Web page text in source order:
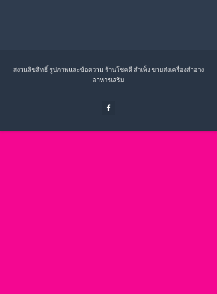
สงวนลิขสิทธิ์ รูปภาพและข้อความ ร้านโชคดี สำเพ็ง ขายส่งเครื่องสำอาง
อาหารเสริม